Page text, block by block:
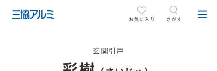
玄関引戸